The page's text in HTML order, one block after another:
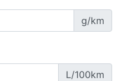
g/km
L/100km